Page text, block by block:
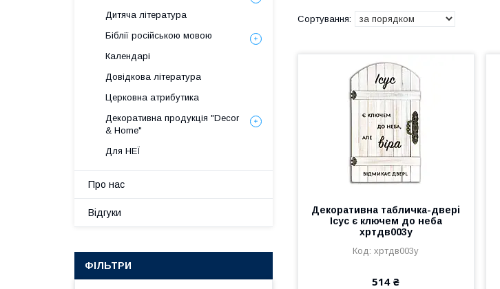
Декоративна табличка-двері
Ісус є ключем до неба
хртдв003у
хртдв003у
514 ₴
Дитяча література
Біблії російською мовою
Календарі
Довідкова література
Церковна атрибутика
Декоративна продукція "Decor
& Home"
Для НЕЇ
Про нас
Відгуки
ФІЛЬТРИ